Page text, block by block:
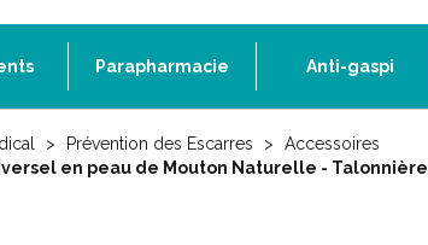
Parapharmacie Anti-gaspi
Prévention des Escarres
Accessoires
en peau de Mouton Naturelle - Talonnière